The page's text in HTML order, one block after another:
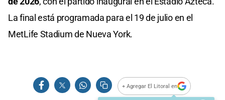
La final está programada para el 19 de julio en el
MetLife Stadium de Nueva York.
+ Agregar El Litoral en